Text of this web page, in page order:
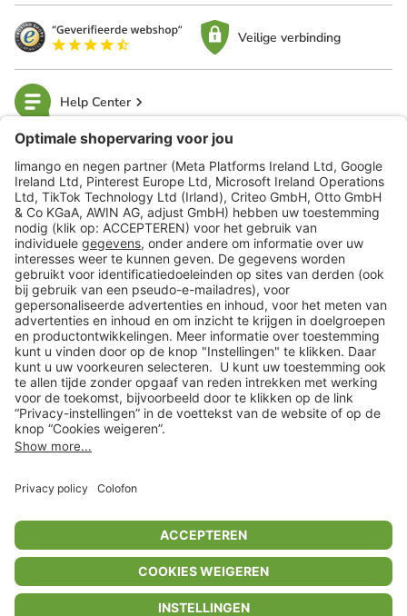
Veilige verbinding
Help Center
limango
Veilig winkelen
Klantenservice
Shop
Acties
limango.de limango.pl
** Alle prijsopgaven zijn inclusief belasting en exclusief verzendkosten
ᵃ Bij een minimale bestelwaarde van €15.